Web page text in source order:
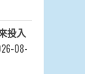
投入
08-